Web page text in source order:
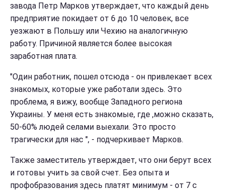
завода Петр Марков утверждает, что каждый день
предприятие покидает от 6 до 10 человек, все
уезжают в Польшу или Чехию на аналогичную
работу. Причиной является более высокая
заработная плата.
"Один работник, пошел отсюда - он привлекает всех
знакомых, которые уже работали здесь. Это
проблема, я вижу, вообще Западного региона
Украины. У меня есть знакомые, где ,можно сказать,
50-60% людей селами выехали. Это просто
трагически для нас ", - подчеркивает Марков.
Также заместитель утверждает, что они берут всех
и готовы учить за свой счет. Без опыта и
профобразования здесь платят минимум - от 7 с